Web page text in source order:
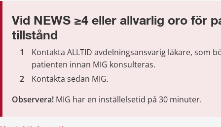
Vid NEWS ≥4 eller allvarlig oro för
tillstånd
Kontakta ALLTID avdelningsansvarig läkare, som
patienten innan MIG konsulteras.
Kontakta sedan MIG.
Observera! MIG har en inställelsetid på 30 minuter.